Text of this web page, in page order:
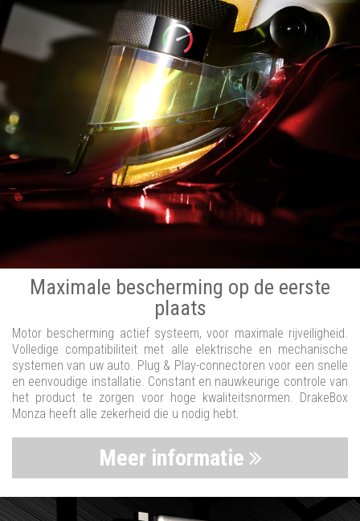
Maximale bescherming op de eerste
plaats
Motor bescherming actief systeem, voor maximale rijveiligheid.
Volledige compatibiliteit met alle elektrische en mechanische
systemen van uw auto. Plug & Play-connectoren voor een snelle
en eenvoudige installatie. Constant en nauwkeurige controle van
het product te zorgen voor hoge kwaliteitsnormen. DrakeBox
Monza heeft alle zekerheid die u nodig hebt.
Meer informatie